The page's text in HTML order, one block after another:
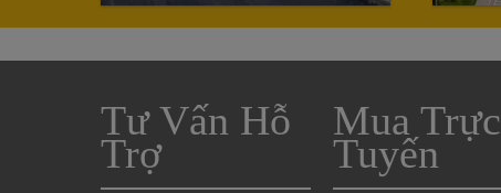
Tư Vấn Hỗ
Trợ
Mua Trực
Tuyến